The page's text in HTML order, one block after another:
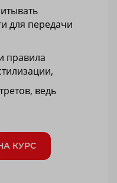
для передачи
правила
ведь
КУРС